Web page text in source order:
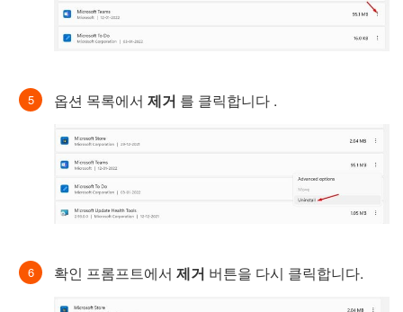
옵션 목록에서 제거 를 클릭합니다 .
확인 프롬프트에서 제거 버튼을 다시 클릭합니다.